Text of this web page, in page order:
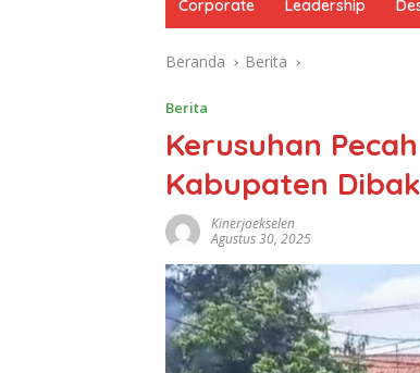
Corporate Leadership
Beranda Berita
Berita
Kerusuhan
Kabupaten
Kinerjaekselen
Agustus 30, 2025